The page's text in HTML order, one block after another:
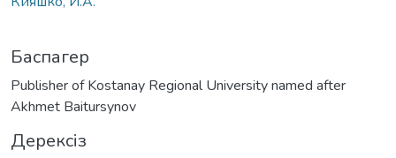
Баспагер
Publisher of Kostanay Regional University named after
Akhmet Baitursynov
Дерексіз